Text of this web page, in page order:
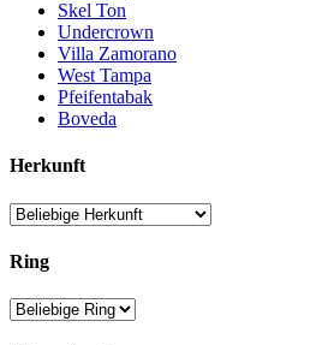
Skel Ton
Undercrown
Villa Zamorano
West Tampa
Pfeifentabak
Boveda
Herkunft
Ring